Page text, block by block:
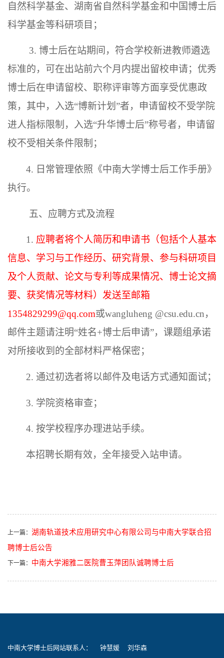
自然科学基金、湖南省自然科学基金和中国博士后
科学基金等科研项目；
3. 博士后在站期间，符合学校新进教师遴选
标准的，可在出站前六个月内提出留校申请；优秀
博士后在申请留校、职称评审等方面享受优惠政
策，其中，入选“博新计划”者，申请留校不受学院
进人指标限制，入选“升华博士后”称号者，申请留
校不受相关条件限制；
4. 日常管理依照《中南大学博士后工作手册》
执行。
五、 应聘方式及流程
1. 应聘者将个人简历和申请书（包括个人基本
信息、学习与工作经历、研究背景、参与科研项目
及个人贡献、论文与专利等成果情况、博士论文摘
要、获奖情况等材料）发送至邮箱
1354829299@qq.com或wangluheng @csu.edu.cn，
邮件主题请注明“姓名+博士后申请”，课题组承诺
对所接收到的全部材料严格保密；
2. 通过初选者将以邮件及电话方式通知面试；
3. 学院资格审查；
4. 按学校程序办理进站手续。
本招聘长期有效，全年接受入站申请。
上一篇： 湖南轨道技术应用研究中心有限公司与中南大学联合招
聘博士后公告
下一篇： 中南大学湘雅二医院曹玉萍团队诚聘博士后
中南大学博士后网站联系人： 钟慧媛 刘华森